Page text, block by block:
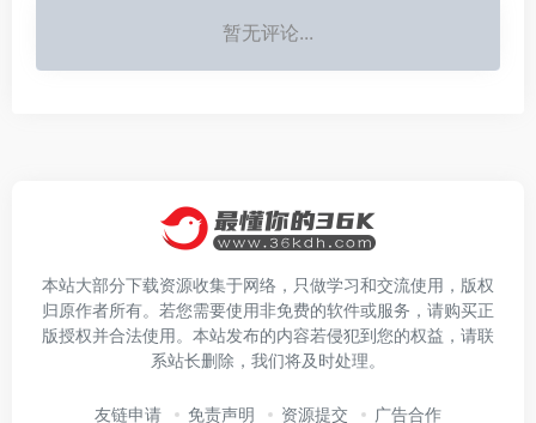
暂无评论...
本站大部分下载资源收集于网络，只做学习和交流使用，版权
归原作者所有。若您需要使用非免费的软件或服务，请购买正
版授权并合法使用。本站发布的内容若侵犯到您的权益，请联
系站长删除，我们将及时处理。
友链申请 免责声明 资源提交 广告合作